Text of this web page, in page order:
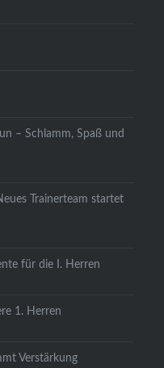
– Schlamm, Spaß und
Trainerteam startet
für die I. Herren
1. Herren
Verstärkung